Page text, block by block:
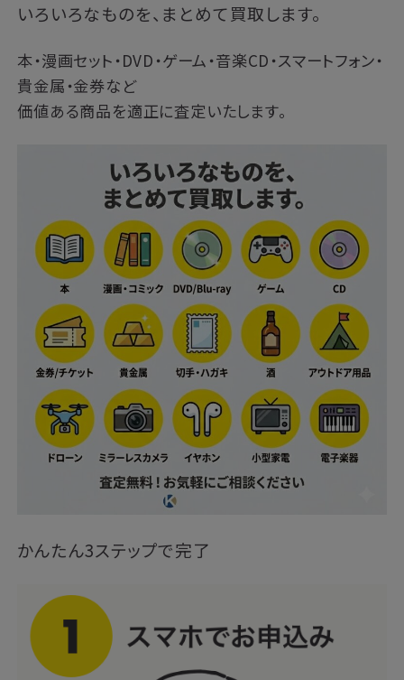
いろいろなものを、まとめて買取します。
本・漫画セット・DVD・ゲーム・音楽CD・スマートフォン・
貴金属・金券など
価値ある商品を適正に査定いたします。
かんたん3ステップで完了